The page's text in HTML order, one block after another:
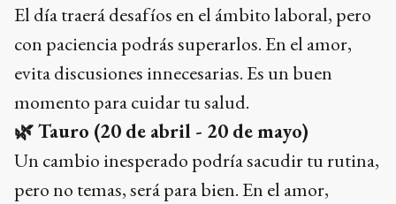
El día traerá desafíos en el ámbito laboral, pero
con paciencia podrás superarlos. En el amor,
evita discusiones innecesarias. Es un buen
momento para cuidar tu salud.
🌿Tauro (20 de abril - 20 de mayo)
Un cambio inesperado podría sacudir tu rutina,
pero no temas, será para bien. En el amor,